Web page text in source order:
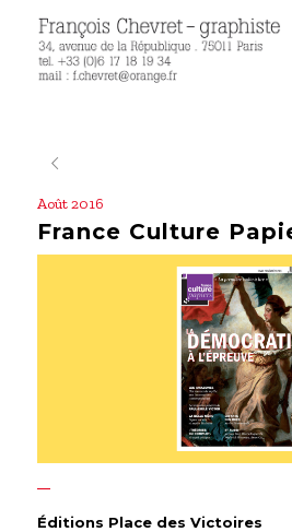
Août 2016
France Culture
Éditions Place des Victoires